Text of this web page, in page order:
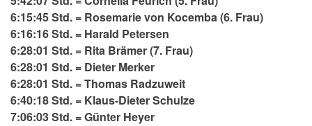
6:15:45 Std. = Rosemarie von Kocemba (6. Frau)
6:16:16 Std. = Harald Petersen
6:28:01 Std. = Rita Brämer (7. Frau)
6:28:01 Std. = Dieter Merker
6:28:01 Std. = Thomas Radzuweit
6:40:18 Std. = Klaus-Dieter Schulze
7:06:03 Std. = Günter Heyer